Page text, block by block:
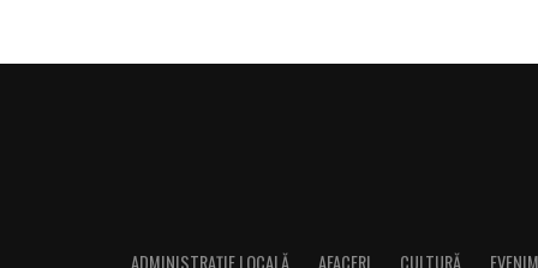
ADMINISTRAȚIE LOCALĂ AFACERI CULTURĂ